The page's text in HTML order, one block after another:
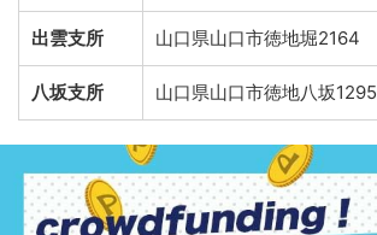
出雲支所 山口県山口市徳地堀2164
八坂支所 山口県山口市徳地八坂1295